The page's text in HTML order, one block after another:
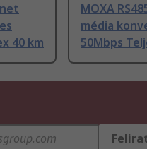
40 km
MOXA
média
50Mbps